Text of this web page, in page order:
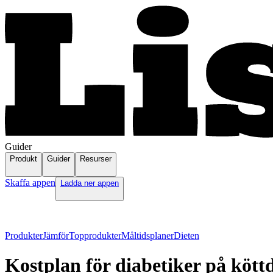
Guider
Produkt Guider Resurser
Skaffa appen Ladda ner appen
ProdukterJämförTopprodukterMåltidsplanerDieten
Kostplan för diabetiker på